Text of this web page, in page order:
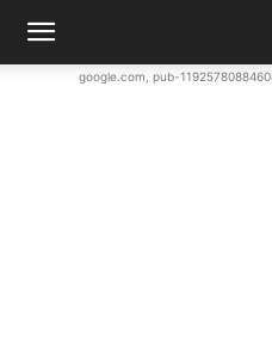
google.com, pub-